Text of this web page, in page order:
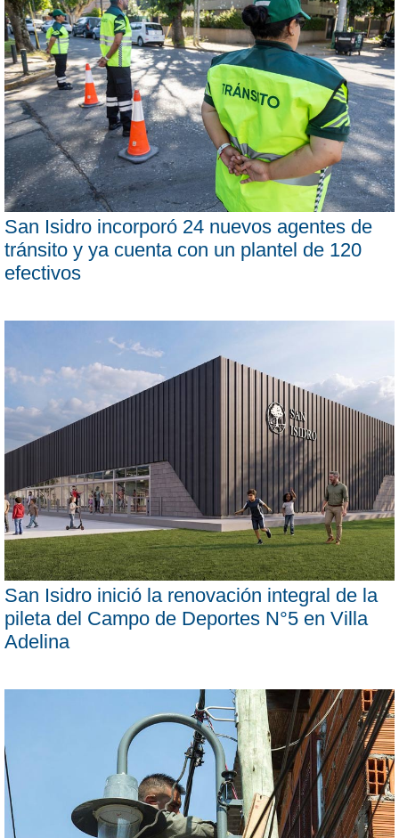
San Isidro incorporó 24 nuevos agentes de
tránsito y ya cuenta con un plantel de 120
efectivos
San Isidro inició la renovación integral de la
pileta del Campo de Deportes N°5 en Villa
Adelina